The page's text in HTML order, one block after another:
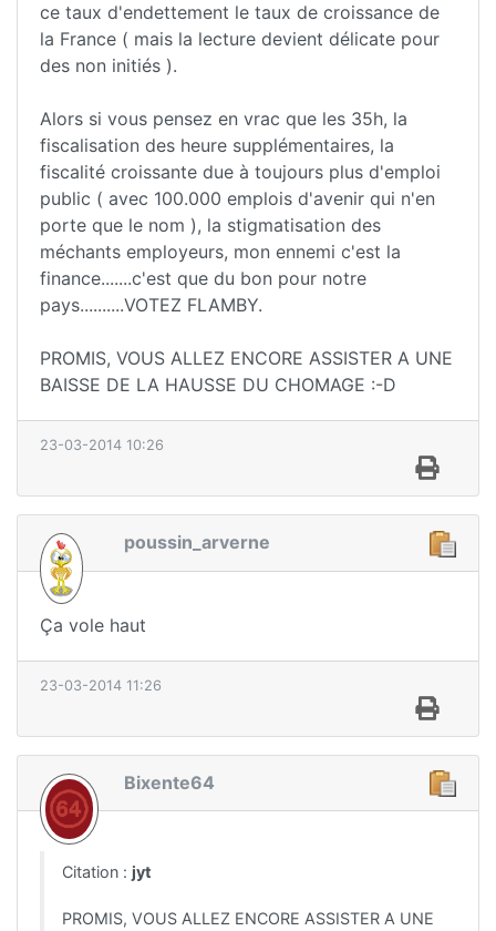
ce taux d'endettement le taux de croissance de
la France ( mais la lecture devient délicate pour
des non initiés ).
Alors si vous pensez en vrac que les 35h, la
fiscalisation des heure supplémentaires, la
fiscalité croissante due à toujours plus d'emploi
public ( avec 100.000 emplois d'avenir qui n'en
porte que le nom ), la stigmatisation des
méchants employeurs, mon ennemi c'est la
finance.......c'est que du bon pour notre
pays..........VOTEZ FLAMBY.
PROMIS, VOUS ALLEZ ENCORE ASSISTER A UNE
BAISSE DE LA HAUSSE DU CHOMAGE :-D
23-03-2014 10:26
poussin_arverne
Ça vole haut
23-03-2014 11:26
Bixente64
Citation : jyt
PROMIS, VOUS ALLEZ ENCORE ASSISTER A UNE